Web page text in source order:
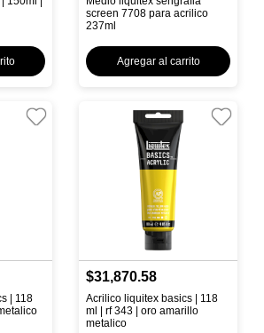
screen 7708 para acrilico
237ml
Agregar al carrito
| 118
$31,870.58
Acrilico liquitex basics | 118
ml | rf 343 | oro amarillo
metalico